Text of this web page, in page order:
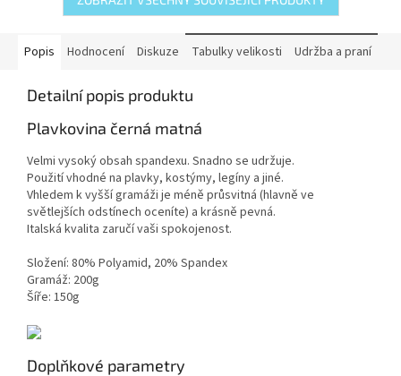
Popis Hodnocení Diskuze Tabulky velikosti Udržba a praní
Detailní popis produktu
Plavkovina černá matná
Velmi vysoký obsah spandexu. Snadno se udržuje.
Použití vhodné na plavky, kostýmy, legíny a jiné.
Vhledem k vyšší gramáži je méně průsvitná (hlavně ve
světlejších odstínech oceníte) a krásně pevná.
Italská kvalita zaručí vaši spokojenost.
Složení: 80% Polyamid, 20% Spandex
Gramáž: 200g
Šíře: 150g
Doplňkové parametry